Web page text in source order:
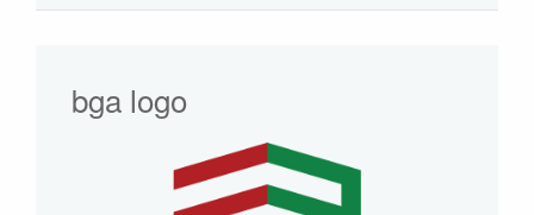
bga logo